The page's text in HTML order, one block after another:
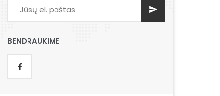
BENDRAUKIME